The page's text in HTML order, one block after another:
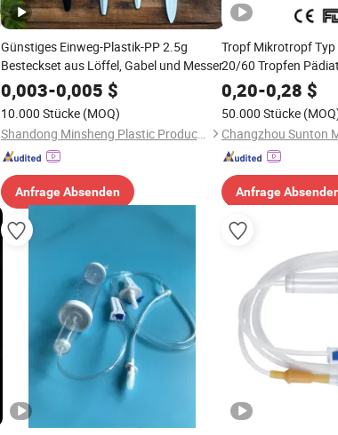
Günstiges Einweg-Plastik-PP 2.5g
Besteckset aus Löffel, Gabel und Messer
0,003-0,005 $
10.000 Stücke (MOQ)
Shandong Minsheng Plastic Products Co., Ltd
Anfrage Absenden
Tropf Mikrotropf
20/60 Tropfen
Erwachsene 100/
Burette IV
Filter
0,20-0,28 $
50.000 Stücke
Anfrage